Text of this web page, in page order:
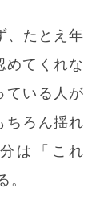
、たとえ年
めてくれな
ている人が
ちろん揺れ
は「これ
。